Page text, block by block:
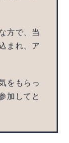
方で、当
まれ、ア
をもらっ
加してと